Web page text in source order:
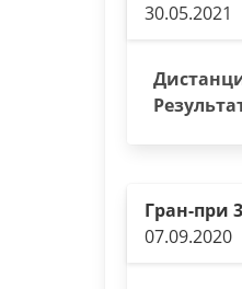
30.05.2021
Гран-при
07.09.2020